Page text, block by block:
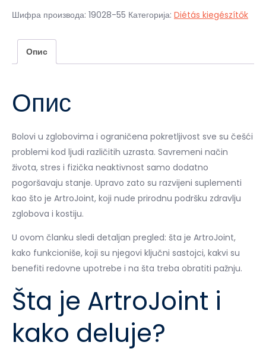
800,00 рсд.
Шифра производа: 19028-55 Категорија: Diétás kiegészítők
Опис
Опис
Bolovi u zglobovima i ograničena pokretljivost sve su češći
problemi kod ljudi različitih uzrasta. Savremeni način
života, stres i fizička neaktivnost samo dodatno
pogoršavaju stanje. Upravo zato su razvijeni suplementi
kao što je ArtroJoint, koji nude prirodnu podršku zdravlju
zglobova i kostiju.
U ovom članku sledi detaljan pregled: šta je ArtroJoint,
kako funkcioniše, koji su njegovi ključni sastojci, kakvi su
benefiti redovne upotrebe i na šta treba obratiti pažnju.
Šta je ArtroJoint i
kako deluje?